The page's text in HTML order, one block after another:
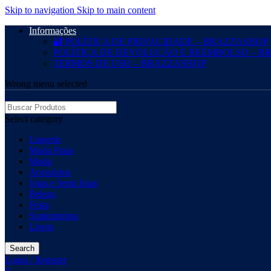
Skip to navigation Skip to main content
Informações
🔐 POLÍTICA DE PRIVACIDADE – BRAZZASHOP
POLÍTICA DE DEVOLUÇÃO E REEMBOLSO –
TERMOS DE USO – BRAZZASHOP
Wrong menu selected
Select category
Lingerie
Moda Praia
Moda
Acessórios
Joias e Semi Joias
Beleza
Festa
Suplementos
Livros
Search
Login / Register